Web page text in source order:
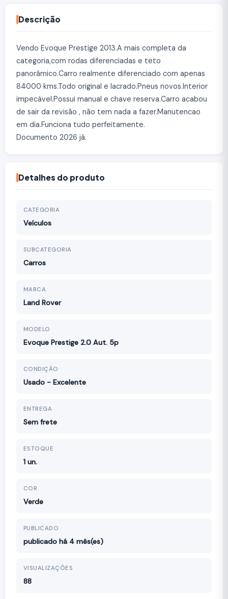
Descrição
Vendo Evoque Prestige 2013.A mais completa da
categoria,com rodas diferenciadas e teto
panorâmico.Carro realmente diferenciado com apenas
84000 kms.Todo original e lacrado.Pneus novos.Interior
impecável.Possui manual e chave reserva.Carro acabou
de sair da revisão , não tem nada a fazer.Manutencao
em dia.Funciona tudo perfeitamente.
Documento 2026 já.
Detalhes do produto
CATEGORIA
Veículos
SUBCATEGORIA
Carros
MARCA
Land Rover
MODELO
Evoque Prestige 2.0 Aut. 5p
CONDIÇÃO
Usado - Excelente
ENTREGA
Sem frete
ESTOQUE
1 un.
COR
Verde
PUBLICADO
publicado há 4 mês(es)
VISUALIZAÇÕES
88